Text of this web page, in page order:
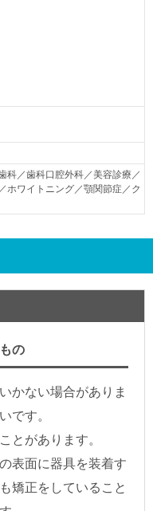
科／歯科口腔外科／美容診療／
ホワイトニング／顎関節症／ク